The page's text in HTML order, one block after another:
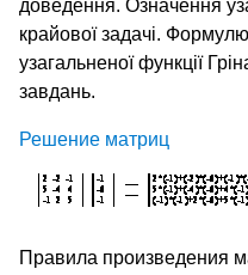
доведення. Означення
крайової задачі.
узагальненої функції
завдань.
Решение матриц
Правила произведения